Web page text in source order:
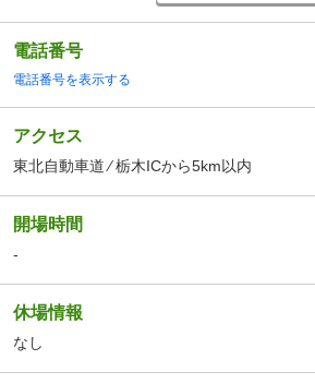
電話番号
電話番号を表示する
アクセス
東北自動車道 ⁄ 栃木ICから5km以内
開場時間
-
休場情報
なし